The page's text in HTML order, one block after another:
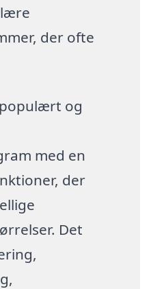
der ofte
og
med en
der
Det